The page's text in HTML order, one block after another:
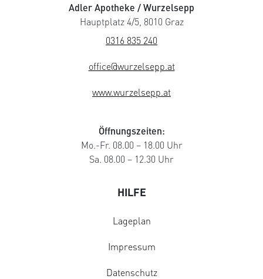
Adler Apotheke / Wurzelsepp
Hauptplatz 4/5, 8010 Graz
0316 835 240
office@wurzelsepp.at
www.wurzelsepp.at
Öffnungszeiten:
Mo.-Fr. 08.00 – 18.00 Uhr
Sa. 08.00 – 12.30 Uhr
HILFE
Lageplan
Impressum
Datenschutz